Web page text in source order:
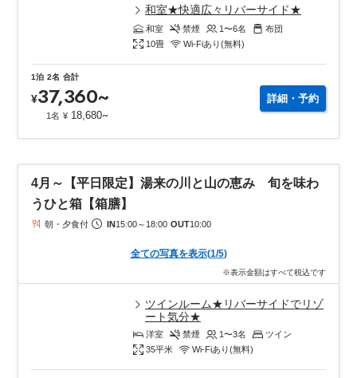
和室★快適広々リバーサイド★
和室 禁煙 1〜6名
布団
10畳 Wi-Fiあり(無料)
1泊 2名 合計
¥37,360~
1名 ¥ 18,680~
詳細・予約
4月～【平日限定】湯来の川と山の恵み 旬を味わ
うひと箱【箱膳】
朝・夕食付 IN15:00～ 18:00 OUT10:00
全ての写真を表示(1/5)
※表示金額はすべて税込です
ツインルーム★リバーサイドでリゾ
ート気分★
洋室 禁煙 1〜3名
ツイン
35平米 Wi-Fiあり(無料)